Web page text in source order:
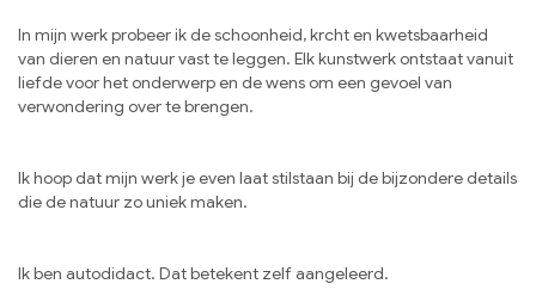
In mijn werk probeer ik de schoonheid, krcht en kwetsbaarheid
van dieren en natuur vast te leggen. Elk kunstwerk ontstaat vanuit
liefde voor het onderwerp en de wens om een gevoel van
verwondering over te brengen.
Ik hoop dat mijn werk je even laat stilstaan bij de bijzondere details
die de natuur zo uniek maken.
Ik ben autodidact. Dat betekent zelf aangeleerd.